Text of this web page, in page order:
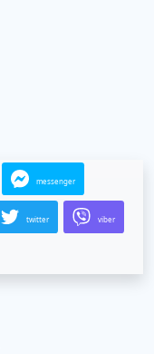
messenger
twitter viber